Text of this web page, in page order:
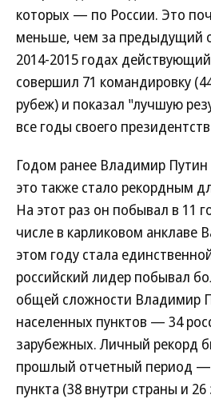
которых — по России. Это
меньше, чем за предыдущий
2014-2015 годах
совершил 71 командировку
рубеж) и показал "лучшую
все годы своего
Годом ранее Владимир Путин
это также стало рекордным
На этот раз он побывал в 11
числе в карликовом анклаве
этом году стала
российский лидер побывал
общей сложности Владимир
населенных пунктов — 34
зарубежных. Личный рекорд
прошлый отчетный период —
пункта (38 внутри страны и